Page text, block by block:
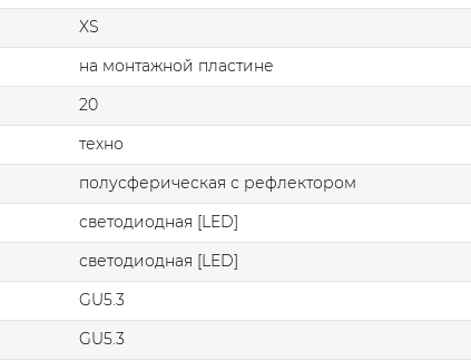
XS
на монтажной пластине
20
техно
полусферическая с рефлектором
светодиодная [LED]
светодиодная [LED]
GU5.3
GU5.3